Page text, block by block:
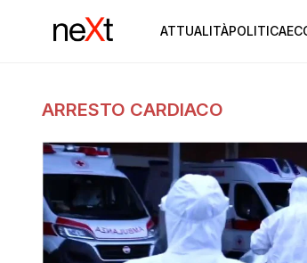
ATTUALITÀPOLITICA
ARRESTO CARDIACO